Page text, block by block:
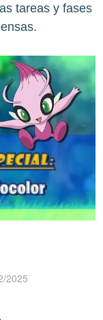
tareas y fases
2025